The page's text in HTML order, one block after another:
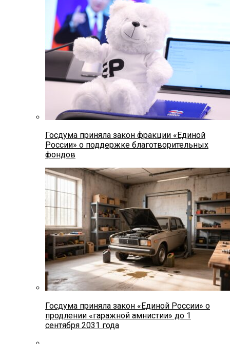
Госдума приняла закон фракции «Единой
России» о поддержке благотворительных
фондов
Госдума приняла закон «Единой России» о
продлении «гаражной амнистии» до 1
сентября 2031 года